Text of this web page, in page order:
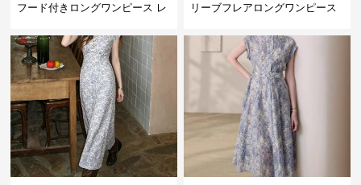
フード付きロングワンピース レ
大人ナチュラル 夏コーデ
リーブフレアロングワンピース
人ナチュラル ゆったり大きいサ
イズ 夏ワンピ